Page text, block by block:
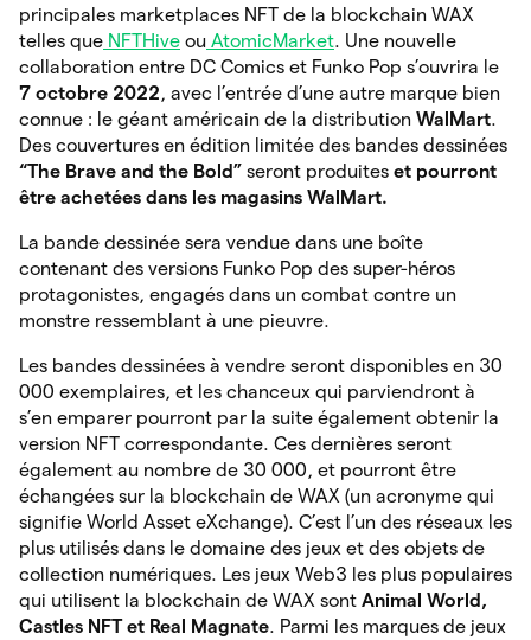
principales marketplaces NFT de la blockchain WAX
telles que NFTHive ou AtomicMarket. Une nouvelle
collaboration entre DC Comics et Funko Pop s’ouvrira le
7 octobre 2022, avec l’entrée d’une autre marque bien
connue : le géant américain de la distribution WalMart.
Des couvertures en édition limitée des bandes dessinées
“The Brave and the Bold” seront produites et pourront
être achetées dans les magasins WalMart.
La bande dessinée sera vendue dans une boîte
contenant des versions Funko Pop des super-héros
protagonistes, engagés dans un combat contre un
monstre ressemblant à une pieuvre.
Les bandes dessinées à vendre seront disponibles en 30
000 exemplaires, et les chanceux qui parviendront à
s’en emparer pourront par la suite également obtenir la
version NFT correspondante. Ces dernières seront
également au nombre de 30 000, et pourront être
échangées sur la blockchain de WAX (un acronyme qui
signifie World Asset eXchange). C’est l’un des réseaux les
plus utilisés dans le domaine des jeux et des objets de
collection numériques. Les jeux Web3 les plus populaires
qui utilisent la blockchain de WAX sont Animal World,
Castles NFT et Real Magnate. Parmi les marques de jeux